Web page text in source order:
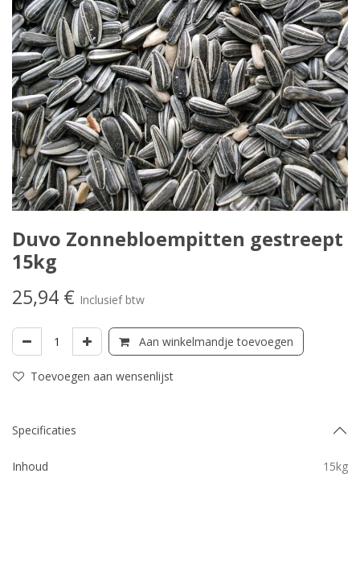
Duvo Zonnebloempitten gestreept
15kg
25,94 € Inclusief btw
Aan winkelmandje toevoegen
Toevoegen aan wensenlijst
Specificaties
Inhoud 15kg